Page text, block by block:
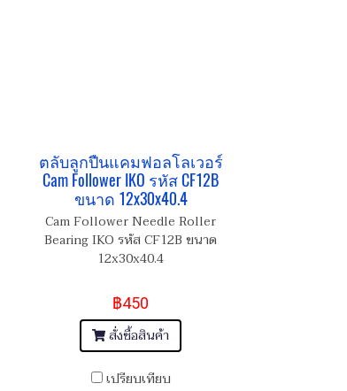
ตลับลูกปืนแคมฟอลโลเวอร์
Cam Follower IKO รหัส CF12B
ขนาด 12x30x40.4
Cam Follower Needle Roller
Bearing IKO รหัส CF12B ขนาด
12x30x40.4
฿450
สั่งซื้อสินค้า
เปรียบเทียบ